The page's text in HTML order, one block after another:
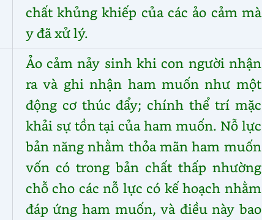
chất khủng khiếp của các ảo cảm mà
y đã xử lý.
Ảo cảm nảy sinh khi con người nhận
ra và ghi nhận ham muốn như một
động cơ thúc đẩy; chính thể trí mặc
khải sự tồn tại của ham muốn. Nỗ lực
bản năng nhằm thỏa mãn ham muốn
vốn có trong bản chất thấp nhường
chỗ cho các nỗ lực có kế hoạch nhằm
đáp ứng ham muốn, và điều này bao